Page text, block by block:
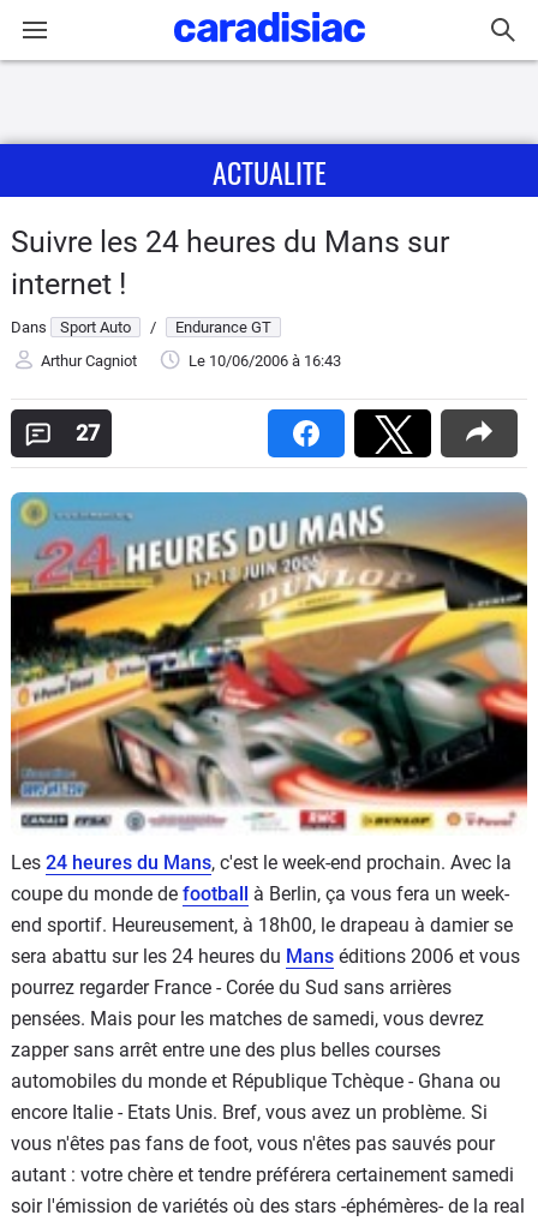
Actu
Essais
Guide
Electriques
Utilitaires
Flottes
Auto
Services
Forum
Moto
ACTUALITE
Suivre les 24 heures du Mans sur
internet !
Dans Sport Auto /
Endurance GT
Arthur Cagniot
Le 10/06/2006 à 16:43
27
Les 24 heures du Mans, c'est le week-end prochain. Avec la
coupe du monde de football à Berlin, ça vous fera un week-
end sportif. Heureusement, à 18h00, le drapeau à damier se
sera abattu sur les 24 heures du Mans éditions 2006 et vous
pourrez regarder France - Corée du Sud sans arrières
pensées. Mais pour les matches de samedi, vous devrez
zapper sans arrêt entre une des plus belles courses
automobiles du monde et République Tchèque - Ghana ou
encore Italie - Etats Unis. Bref, vous avez un problème. Si
vous n'êtes pas fans de foot, vous n'êtes pas sauvés pour
autant : votre chère et tendre préférera certainement samedi
soir l'émission de variétés où des stars -éphémères- de la real